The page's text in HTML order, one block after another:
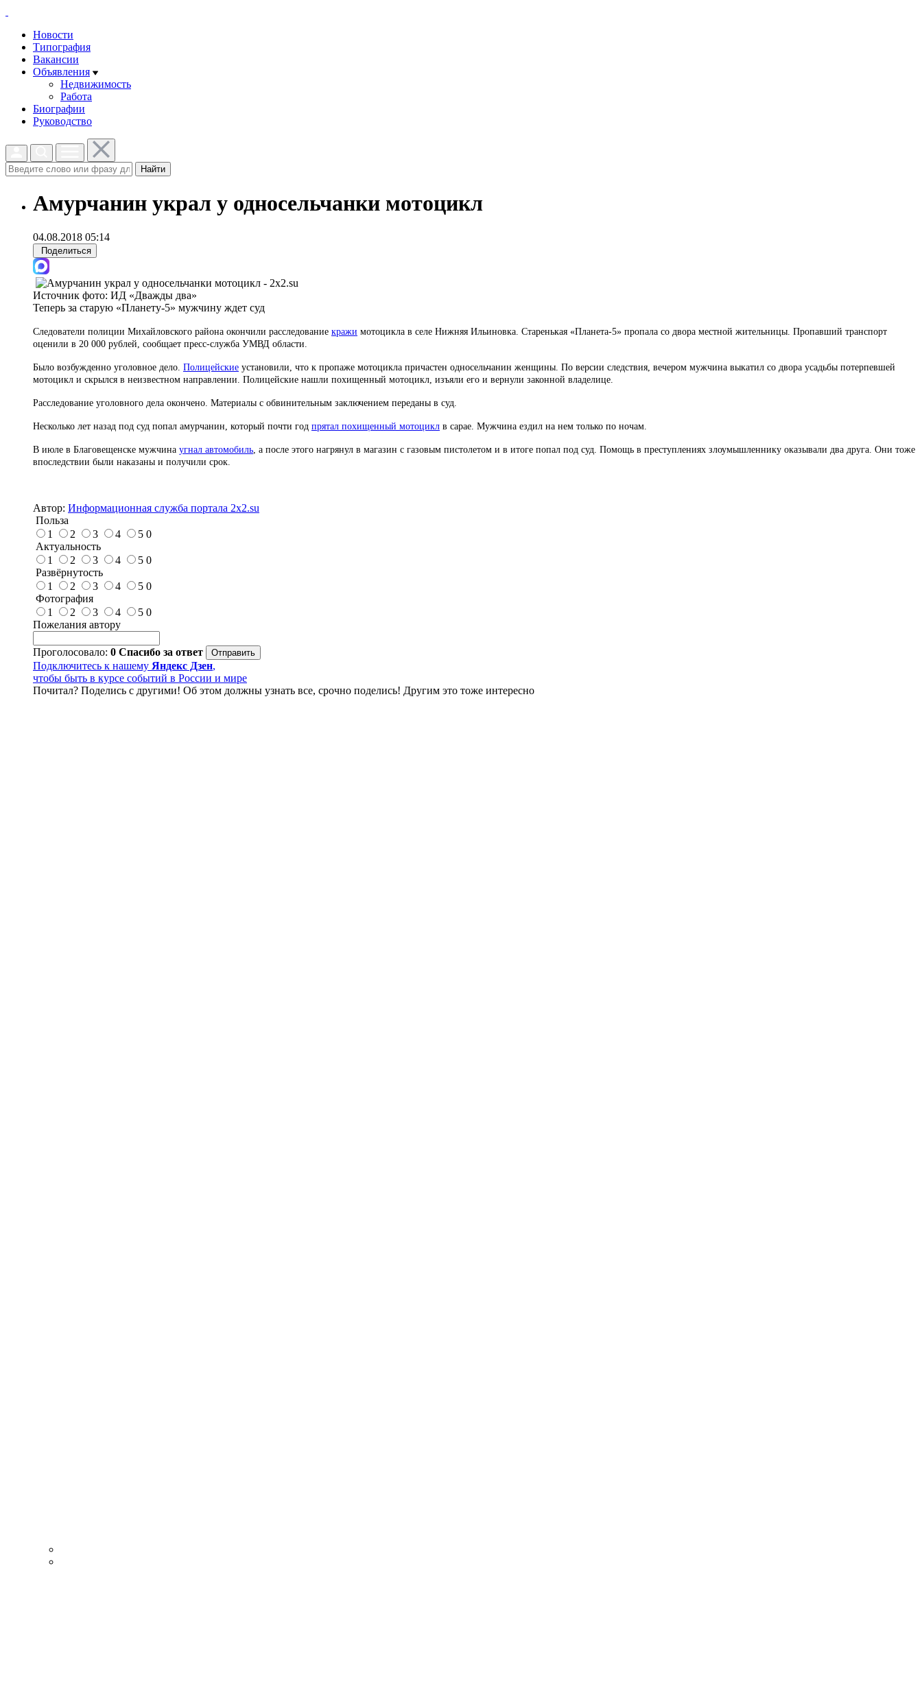
Новости
Типография
Вакансии
Объявления
Недвижимость
Работа
Биографии
Руководство
Найти
Амурчанин украл у односельчанки мотоцикл
04.08.2018 05:14
Поделиться
Источник фото: ИД «Дважды два»
Теперь за старую «Планету-5» мужчину ждет суд
Следователи полиции Михайловского района окончили расследование кражи мотоцикла в селе Нижняя Ильиновка. Старенькая «Планета-5» пропала со двора местной жительницы. Пропавший транспорт
оценили в 20 000 рублей, сообщает пресс-служба УМВД области.
Было возбужденно уголовное дело. Полицейские установили, что к пропаже мотоцикла причастен односельчанин женщины. По версии следствия, вечером мужчина выкатил со двора усадьбы потерпевшей
мотоцикл и скрылся в неизвестном направлении. Полицейские нашли похищенный мотоцикл, изъяли его и вернули законной владелице.
Расследование уголовного дела окончено. Материалы с обвинительным заключением переданы в суд.
Несколько лет назад под суд попал амурчанин, который почти год прятал похищенный мотоцикл в сарае. Мужчина ездил на нем только по ночам.
В июле в Благовещенске мужчина угнал автомобиль , а после этого нагрянул в магазин с газовым пистолетом и в итоге попал под суд. Помощь в преступлениях злоумышленнику оказывали два друга. Они тоже
впоследствии были наказаны и получили срок.
Автор: Информационная служба портала 2x2.su
Польза
1
2 3 4 5 0
Актуальность
1
2 3 4 5 0
Развёрнутость
1
2 3 4 5 0
Фотография
1
2 3 4 5 0
Пожелания автору
Проголосовало: 0 Спасибо за ответ
Подключитесь к нашему Яндекс Дзен,
чтобы быть в курсе событий в России и мире
Почитал? Поделись с другими! Об этом должны узнать все, срочно поделись! Другим это тоже интересно